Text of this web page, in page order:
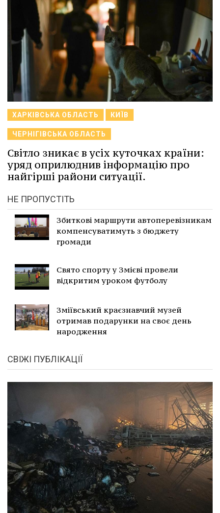
ХАРКІВСЬКА ОБЛАСТЬ КИЇВ
ЧЕРНІГІВСЬКА ОБЛАСТЬ
Світло зникає в усіх куточках країни:
уряд оприлюднив інформацію про
найгірші райони ситуації.
НЕ ПРОПУСТІТЬ
Збиткові маршрути автоперевізникам
компенсуватимуть з бюджету
громади
Свято спорту у Змієві провели
відкритим уроком футболу
Зміївський краєзнавчий музей
отримав подарунки на своє день
народження
СВІЖІ ПУБЛІКАЦІЇ